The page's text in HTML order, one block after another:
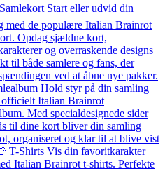
Start eller udvid din
med de populære Italian Brainrot
Opdag sjældne kort,
og overraskende designs
til både samlere og fans, der
ved at åbne nye pakker.
Hold styr på din samling
officielt Italian Brainrot
Med specialdesignede sider
til dine kort bliver din samling
organiseret og klar til at blive vist
T-Shirts Vis din favoritkarakter
Italian Brainrot t-shirts. Perfekte